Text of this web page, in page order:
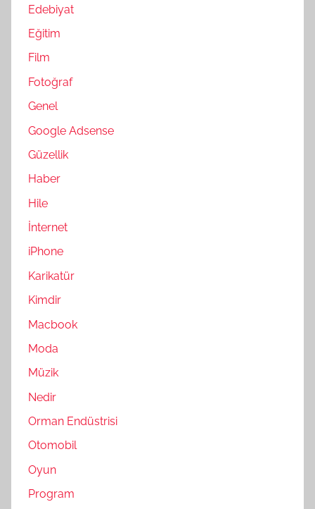
Edebiyat
Eğitim
Film
Fotoğraf
Genel
Google Adsense
Güzellik
Haber
Hile
İnternet
iPhone
Karikatür
Kimdir
Macbook
Moda
Müzik
Nedir
Orman Endüstrisi
Otomobil
Oyun
Program